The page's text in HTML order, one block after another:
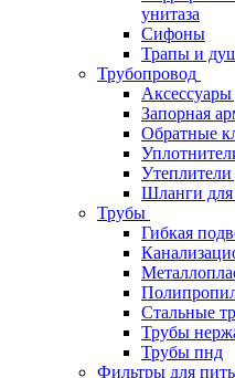
унитаза
Сифоны
Трапы и
Трубопровод
Аксессуары
Запорная
Обратные
Утеплители
Шланги
Трубы
Гибкая
Стальные
Трубы
Трубы пнд
Фильтры для